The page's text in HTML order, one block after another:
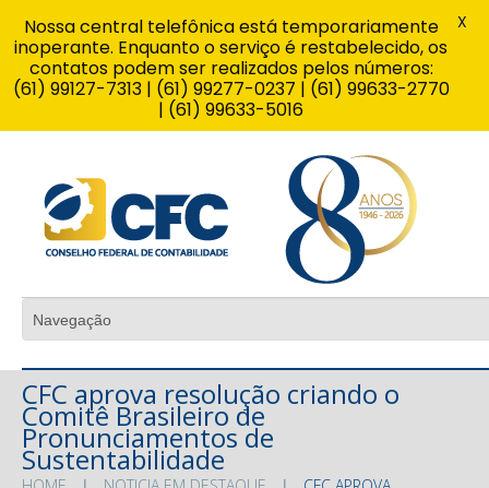
CFC aprova resolução criando o
Comitê Brasileiro de
Pronunciamentos de
Sustentabilidade
Nossa central telefônica está temporariamente
inoperante. Enquanto o serviço é restabelecido, os
contatos podem ser realizados pelos números:
(61) 99127-7313 | (61) 99277-0237 | (61) 99633-2770
| (61) 99633-5016
X